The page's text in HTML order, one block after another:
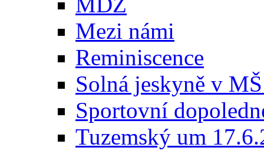
Mezi námi
Reminiscence
Solná jeskyně v
Sportovní
Tuzemský um